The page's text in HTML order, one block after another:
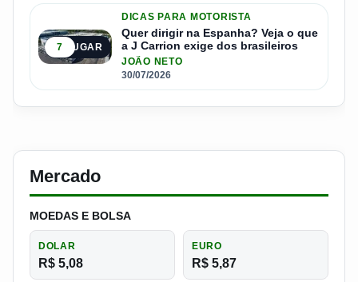
5º LUGAR
7
DICAS PARA MOTORISTA
Quer dirigir na Espanha? Veja o que
a J Carrion exige dos brasileiros
JOÃO NETO
30/07/2026
Mercado
MOEDAS E BOLSA
DOLAR
R$ 5,08
EURO
R$ 5,87